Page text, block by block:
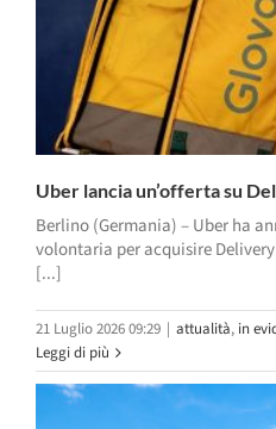
Uber lancia un’offerta su
Berlino (Germania) – Uber ha
volontaria per acquisire
[...]
21 Luglio 2026 09:29 | attualità, in
Leggi di più